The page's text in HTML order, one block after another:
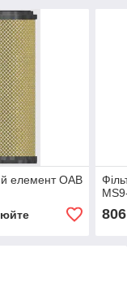
елемент OAB
806